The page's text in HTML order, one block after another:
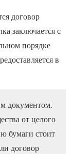
договор
заключается с
порядке
в
документом.
от целого
бумаги стоит
договор